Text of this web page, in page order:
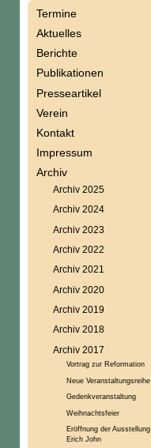
Termine
Aktuelles
Berichte
Publikationen
Presseartikel
Verein
Kontakt
Impressum
Archiv
Archiv 2025
Archiv 2024
Archiv 2023
Archiv 2022
Archiv 2021
Archiv 2020
Archiv 2019
Archiv 2018
Archiv 2017
Vortrag zur Reformation
Neue Veranstaltungsreihe
Gedenkveranstaltung
Weihnachtsfeier
Eröffnung der Ausstellung
Erich John